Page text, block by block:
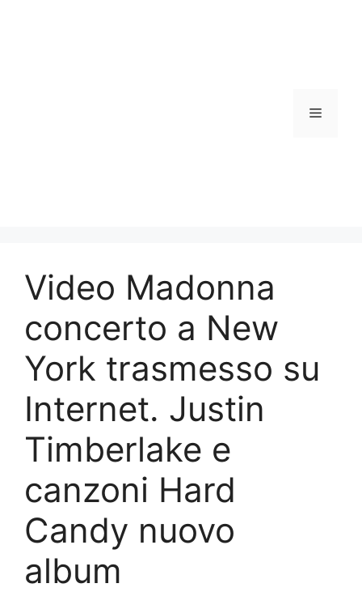
Menu
Video Madonna
concerto a New
York trasmesso su
Internet. Justin
Timberlake e
canzoni Hard
Candy nuovo
album